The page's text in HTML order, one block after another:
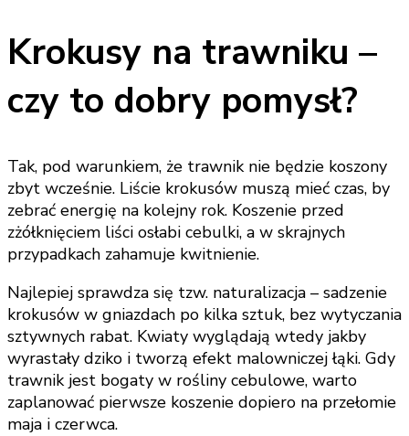
Krokusy na trawniku –
czy to dobry pomysł?
Tak, pod warunkiem, że trawnik nie będzie koszony
zbyt wcześnie. Liście krokusów muszą mieć czas, by
zebrać energię na kolejny rok. Koszenie przed
zżółknięciem liści osłabi cebulki, a w skrajnych
przypadkach zahamuje kwitnienie.
Najlepiej sprawdza się tzw. naturalizacja – sadzenie
krokusów w gniazdach po kilka sztuk, bez wytyczania
sztywnych rabat. Kwiaty wyglądają wtedy jakby
wyrastały dziko i tworzą efekt malowniczej łąki. Gdy
trawnik jest bogaty w rośliny cebulowe, warto
zaplanować pierwsze koszenie dopiero na przełomie
maja i czerwca.